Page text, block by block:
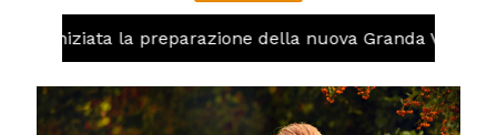
iniziata la preparazione della nuova Granda Volley